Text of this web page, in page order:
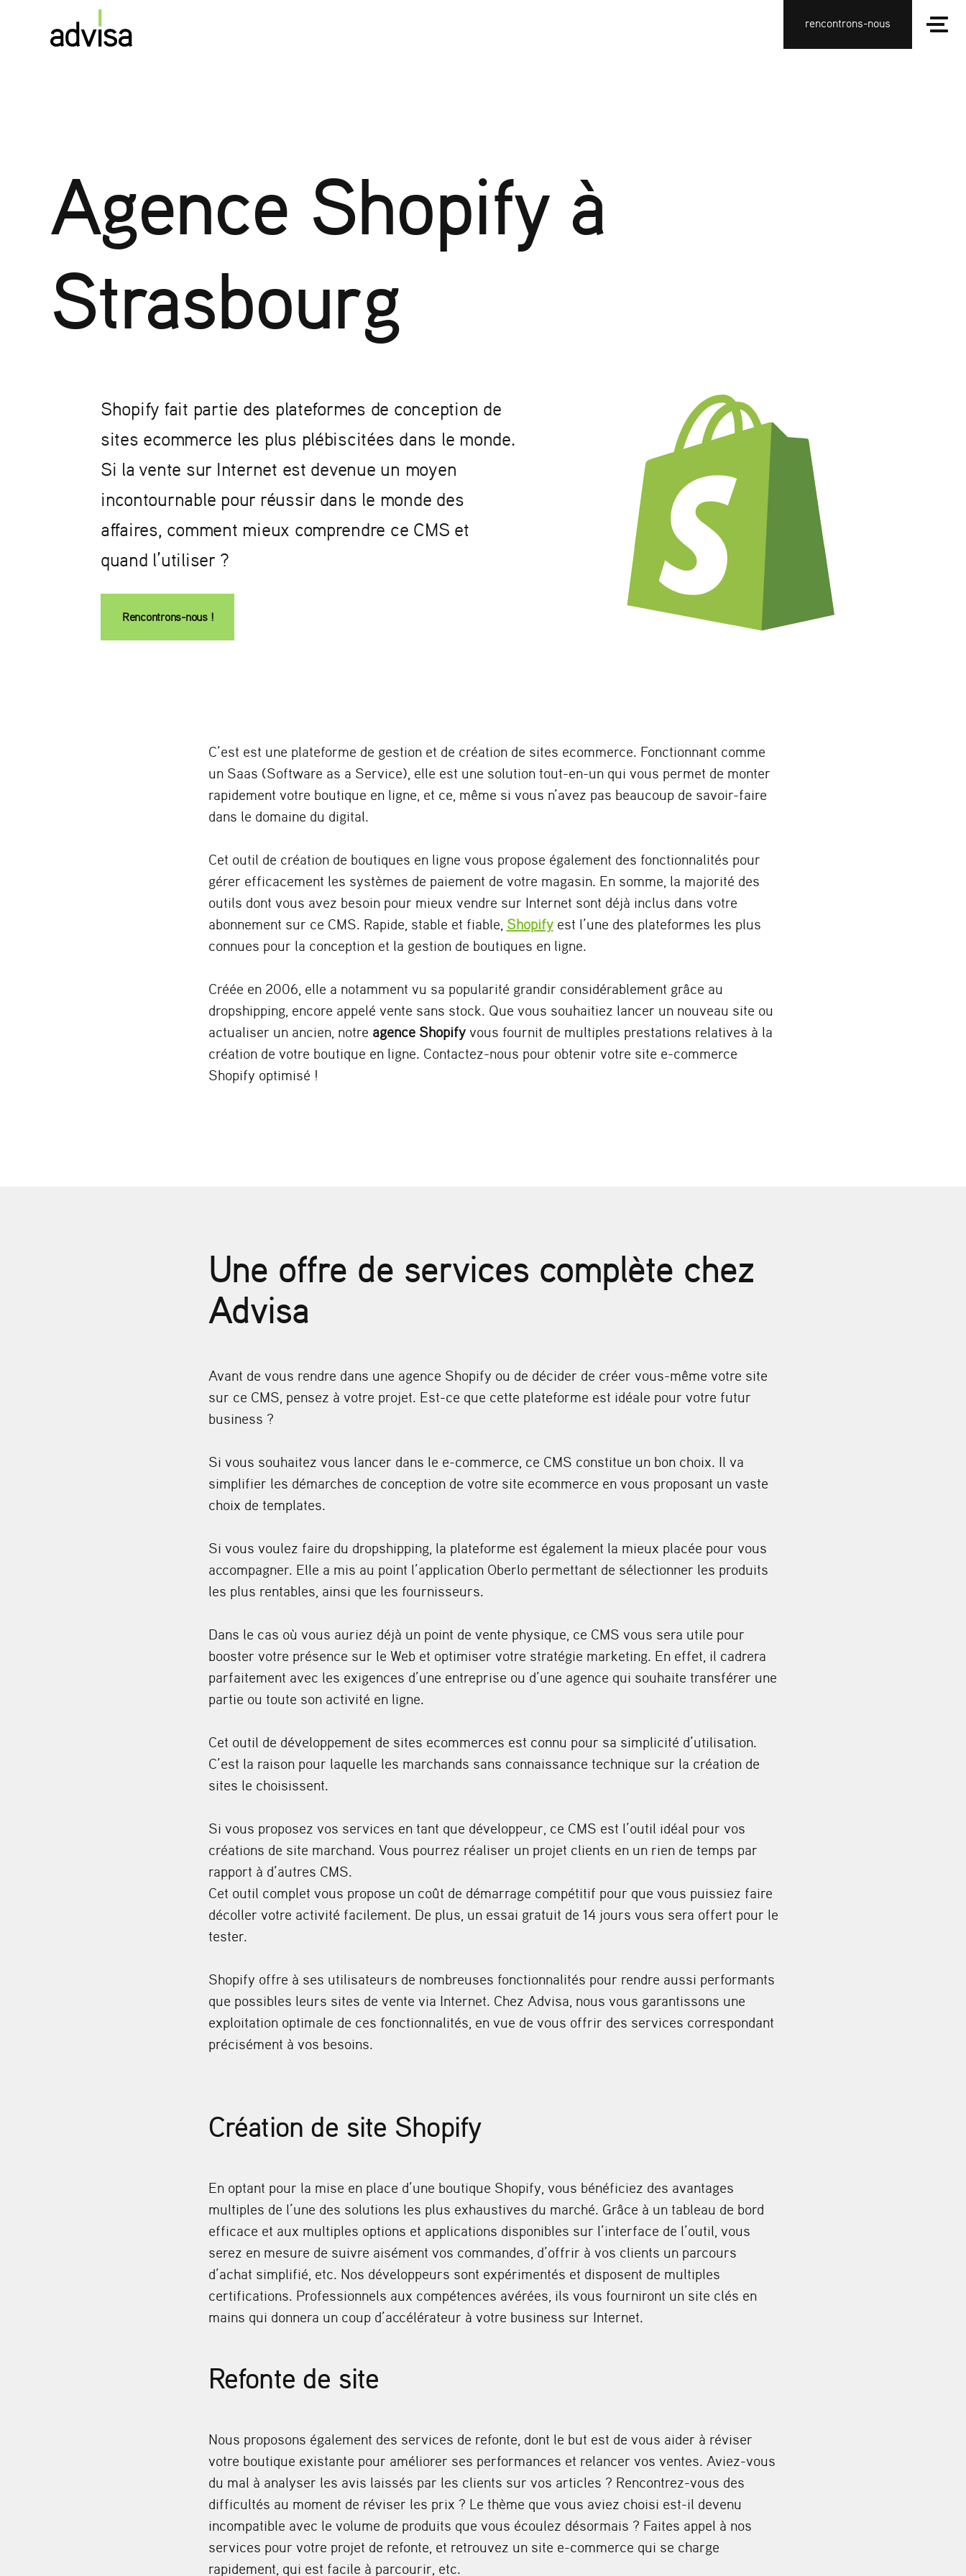
rencontrons-nous
Agence Shopify à
Strasbourg
Shopify fait partie des plateformes de conception de
sites ecommerce les plus plébiscitées dans le monde.
Si la vente sur Internet est devenue un moyen
incontournable pour réussir dans le monde des
affaires, comment mieux comprendre ce CMS et
quand l’utiliser ?
Rencontrons-nous !
C’est est une plateforme de gestion et de création de sites ecommerce. Fonctionnant comme
un Saas (Software as a Service), elle est une solution tout-en-un qui vous permet de monter
rapidement votre boutique en ligne, et ce, même si vous n’avez pas beaucoup de savoir-faire
dans le domaine du digital.
Cet outil de création de boutiques en ligne vous propose également des fonctionnalités pour
gérer efficacement les systèmes de paiement de votre magasin. En somme, la majorité des
outils dont vous avez besoin pour mieux vendre sur Internet sont déjà inclus dans votre
abonnement sur ce CMS. Rapide, stable et fiable, Shopifyest l’une des plateformes les plus
connues pour la conception et la gestion de boutiques en ligne.
Créée en 2006, elle a notamment vu sa popularité grandir considérablement grâce au
dropshipping, encore appelé vente sans stock. Que vous souhaitiez lancer un nouveau site ou
actualiser un ancien, notre agence Shopifyvous fournit de multiples prestations relatives à la
création de votre boutique en ligne. Contactez-nous pour obtenir votre site e-commerce
Shopify optimisé !
Une offre de services complète chez
Advisa
Avant de vous rendre dans une agence Shopify ou de décider de créer vous-même votre site
sur ce CMS, pensez à votre projet. Est-ce que cette plateforme est idéale pour votre futur
business ?
Si vous souhaitez vous lancer dans le e-commerce, ce CMS constitue un bon choix. Il va
simplifier les démarches de conception de votre site ecommerce en vous proposant un vaste
choix de templates.
Si vous voulez faire du dropshipping, la plateforme est également la mieux placée pour vous
accompagner. Elle a mis au point l’application Oberlo permettant de sélectionner les produits
les plus rentables, ainsi que les fournisseurs.
Dans le cas où vous auriez déjà un point de vente physique, ce CMS vous sera utile pour
booster votre présence sur le Web et optimiser votre stratégie marketing. En effet, il cadrera
parfaitement avec les exigences d’une entreprise ou d’une agence qui souhaite transférer une
partie ou toute son activité en ligne.
Cet outil de développement de sites ecommerces est connu pour sa simplicité d’utilisation.
C’est la raison pour laquelle les marchands sans connaissance technique sur la création de
sites le choisissent.
Si vous proposez vos services en tant que développeur, ce CMS est l’outil idéal pour vos
créations de site marchand. Vous pourrez réaliser un projet clients en un rien de temps par
rapport à d’autres CMS.
Cet outil complet vous propose un coût de démarrage compétitif pour que vous puissiez faire
décoller votre activité facilement. De plus, un essai gratuit de 14 jours vous sera offert pour le
tester.
Shopify offre à ses utilisateurs de nombreuses fonctionnalités pour rendre aussi performants
que possibles leurs sites de vente via Internet. Chez Advisa, nous vous garantissons une
exploitation optimale de ces fonctionnalités, en vue de vous offrir des services correspondant
précisément à vos besoins.
Création de site Shopify
En optant pour la mise en place d’une boutique Shopify, vous bénéficiez des avantages
multiples de l’une des solutions les plus exhaustives du marché. Grâce à un tableau de bord
efficace et aux multiples options et applications disponibles sur l’interface de l’outil, vous
serez en mesure de suivre aisément vos commandes, d’offrir à vos clients un parcours
d’achat simplifié, etc. Nos développeurs sont expérimentés et disposent de multiples
certifications. Professionnels aux compétences avérées, ils vous fourniront un site clés en
mains qui donnera un coup d’accélérateur à votre business sur Internet.
Refonte de site
Nous proposons également des services de refonte, dont le but est de vous aider à réviser
votre boutique existante pour améliorer ses performances et relancer vos ventes. Aviez-vous
du mal à analyser les avis laissés par les clients sur vos articles ? Rencontrez-vous des
difficultés au moment de réviser les prix ? Le thème que vous aviez choisi est-il devenu
incompatible avec le volume de produits que vous écoulez désormais ? Faites appel à nos
services pour votre projet de refonte, et retrouvez un site e-commerce qui se charge
rapidement, qui est facile à parcourir, etc.